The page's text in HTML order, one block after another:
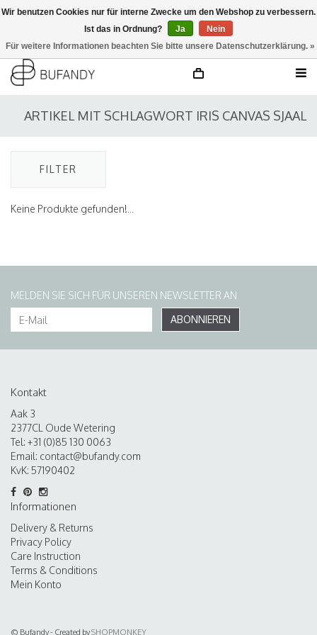
ARTIKEL MIT SCHLAGWORT IRIS CANVAS SJAAL
FILTER
Keine Produkte gefunden!...
MELDEN SIE SICH FÜR UNSEREN NEWSLETTER AN
ABONNIEREN
Kontakt
Aak 3
2377CL Oude Wetering
Tel: +31 (0)85 130 0063
Email: contact@bufandy.com
KvK: 57190402
Informationen
Delivery & Returns
Privacy Policy
Care Instruction
Terms & Conditions
Mein Konto
© Bufandy - Created bySHOPMONKEY
Wir benutzen Cookies nur für interne Zwecke um den Webshop zu verbessern.
Ist das in Ordnung?
Ja
Nein
Für weitere Informationen beachten Sie bitte unsere Datenschutzerklärung. »